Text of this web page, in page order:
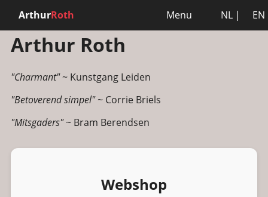
ArthurRoth Menu NL| EN
Arthur Roth
"Charmant"~ Kunstgang Leiden
"Betoverend simpel"~ Corrie Briels
"Mitsgaders"~ Bram Berendsen
Webshop